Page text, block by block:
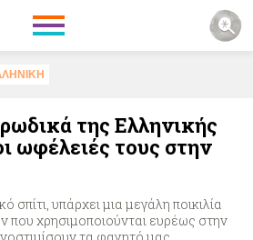
της Ελληνικής
ωφέλειές τους στην
σπίτι, υπάρχει μια μεγάλη ποικιλία
που χρησιμοποιούνται ευρέως στην